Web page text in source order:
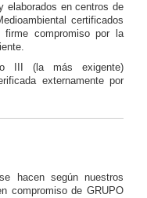
elaborados en centros de
certificados
compromiso por la
III (la más exigente)
externamente por
hacen según nuestros
compromiso de GRUPO